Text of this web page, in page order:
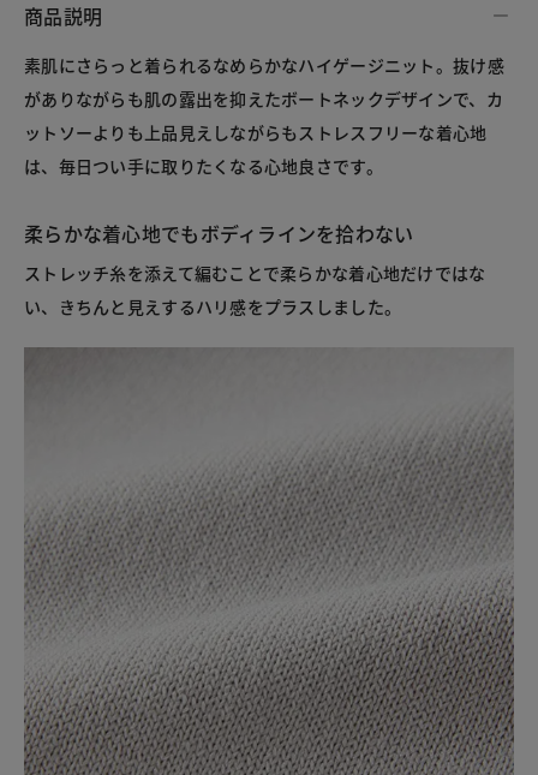
商品説明
素肌にさらっと着られるなめらかなハイゲージニット。抜け感
がありながらも肌の露出を抑えたボートネックデザインで、カ
ットソーよりも上品見えしながらもストレスフリーな着心地
は、毎日つい手に取りたくなる心地良さです。
柔らかな着心地でもボディラインを拾わない
ストレッチ糸を添えて編むことで柔らかな着心地だけではな
い、きちんと見えするハリ感をプラスしました。